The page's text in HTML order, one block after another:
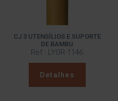
CJ 3 UTENSÍLIOS E SUPORTE
DE BAMBU
Ref.: LYOR-1146
Detalhes